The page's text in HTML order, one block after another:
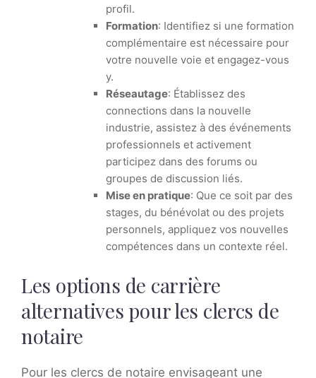
profil.
Formation: Identifiez si une formation
complémentaire est nécessaire pour
votre nouvelle voie et engagez-vous
y.
Réseautage: Établissez des
connections dans la nouvelle
industrie, assistez à des événements
professionnels et activement
participez dans des forums ou
groupes de discussion liés.
Mise en pratique: Que ce soit par des
stages, du bénévolat ou des projets
personnels, appliquez vos nouvelles
compétences dans un contexte réel.
Les options de carrière
alternatives pour les clercs de
notaire
Pour les clercs de notaire envisageant une